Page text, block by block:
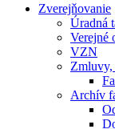
Zverejňovanie
Úradná
Verejné
VZN
Archív